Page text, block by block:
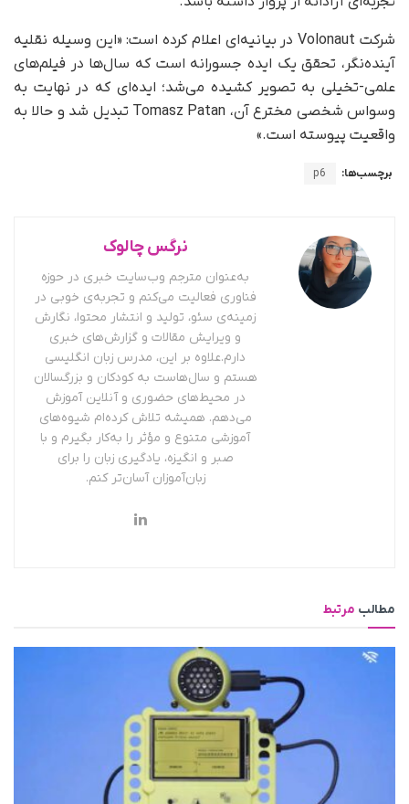
شرکت Volonaut در بیانیه‌ای اعلام کرده است: «این وسیله نقلیه
آینده‌نگر، تحقق یک ایده جسورانه است که سال‌ها در فیلم‌های
علمی-تخیلی به تصویر کشیده می‌شد؛ ایده‌ای که در نهایت به
وسواس شخصی مخترع آن، Tomasz Patan تبدیل شد و حالا به
واقعیت پیوسته است.»
برچسب‌ها: p6
نرگس چالوک
به‌عنوان مترجم وب‌سایت خبری در حوزه
فناوری فعالیت می‌کنم و تجربه‌ی خوبی در
زمینه‌ی سئو، تولید و انتشار محتوا، نگارش
و ویرایش مقالات و گزارش‌های خبری
دارم.علاوه بر این، مدرس زبان انگلیسی
هستم و سال‌هاست به کودکان و بزرگسالان
در محیط‌های حضوری و آنلاین آموزش
می‌دهم. همیشه تلاش کرده‌ام شیوه‌های
آموزشی متنوع و مؤثر را به‌کار بگیرم و با
صبر و انگیزه، یادگیری زبان را برای
زبان‌آموزان آسان‌تر کنم.
مطالب مرتبط